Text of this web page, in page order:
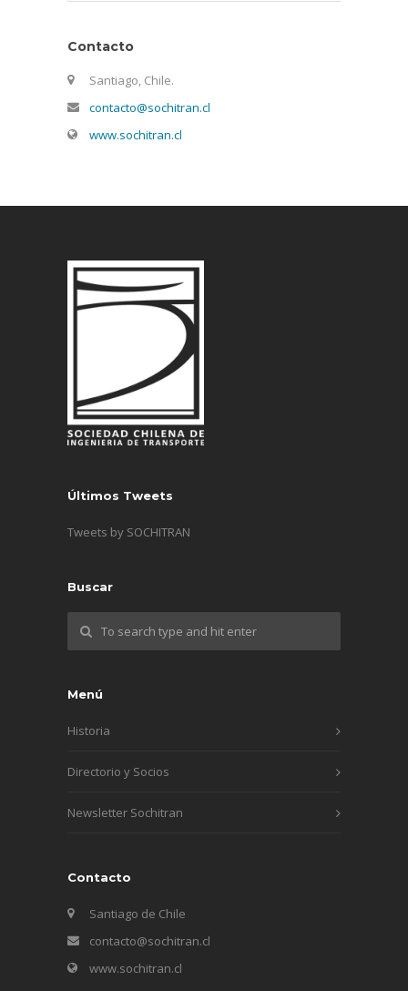
Contacto
Santiago, Chile.
contacto@sochitran.cl
www.sochitran.cl
Últimos Tweets
Tweets by SOCHITRAN
Buscar
Menú
Historia
Directorio y Socios
Newsletter Sochitran
Contacto
Santiago de Chile
contacto@sochitran.cl
www.sochitran.cl